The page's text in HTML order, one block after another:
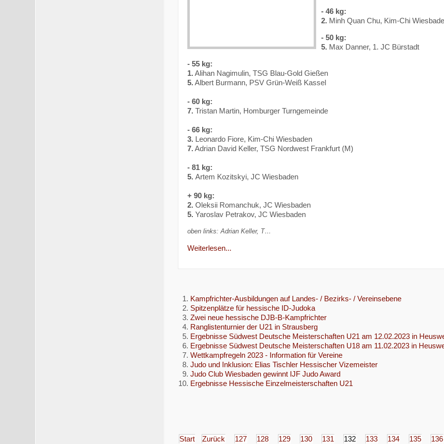
- 46 kg:
2.Minh Quan Chu, Kim-Chi
- 50 kg:
5.Max Danner, 1. JC Bürstadt
- 55 kg:
1.Alihan Nagimulin, TSG Blau-Gold Gießen
5.Albert Burmann, PSV Grün-Weiß Kassel
- 60 kg:
7.Tristan Martin, Homburger Turngemeinde
- 66 kg:
3.Leonardo Fiore, Kim-Chi Wiesbaden
7.Adrian David Keller, TSG Nordwest Frankfurt (M)
- 81 kg:
5.Artem Kozitskyi, JC Wiesbaden
+ 90 kg:
2.Oleksii Romanchuk, JC Wiesbaden
5.Yaroslav Petrakov, JC Wiesbaden
oben links: Adrian Keller, T…
Weiterlesen...
Kampfrichter-Ausbildungen auf Landes- / Bezirks- / Vereinsebene
Spitzenplätze für hessische ID-Judoka
Zwei neue hessische DJB-B-Kampfrichter
Ranglistenturnier der U21 in Strausberg
Ergebnisse Südwest Deutsche Meisterschaften U21 am 12.02.2023 in
Ergebnisse Südwest Deutsche Meisterschaften U18 am 11.02.2023 in
Wettkampfregeln 2023 - Information für Vereine
Judo und Inklusion: Elias Tischler Hessischer Vizemeister
Judo Club Wiesbaden gewinnt IJF Judo Award
Ergebnisse Hessische Einzelmeisterschaften U21
Start Zurück 127 128 129 130 131 132 133 134 135 136